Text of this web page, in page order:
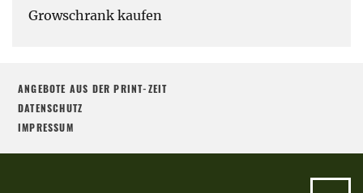
Growschrank kaufen
ANGEBOTE AUS DER PRINT-ZEIT
DATENSCHUTZ
IMPRESSUM